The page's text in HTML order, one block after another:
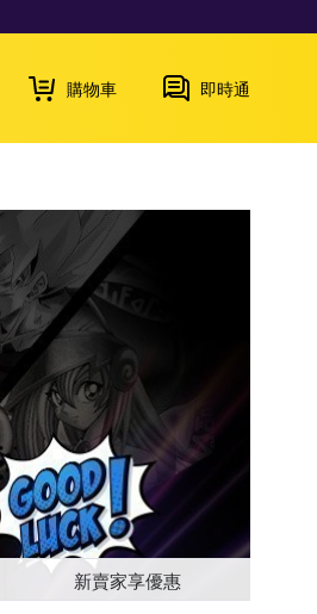
購物車 即時通
新賣家享優惠